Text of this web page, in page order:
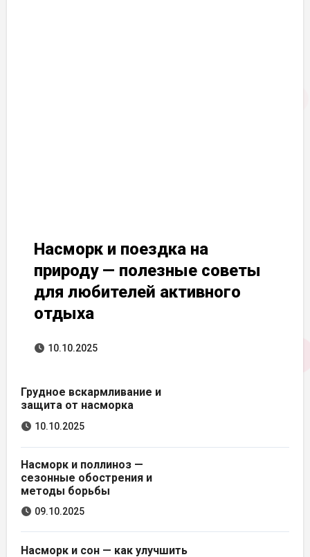
Насморк и поездка на
природу — полезные советы
для любителей активного
отдыха
10.10.2025
Грудное вскармливание и
защита от насморка
10.10.2025
Насморк и поллиноз —
сезонные обострения и
методы борьбы
09.10.2025
Насморк и сон — как улучшить